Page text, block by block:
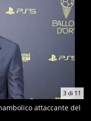
3di 11
attaccante del